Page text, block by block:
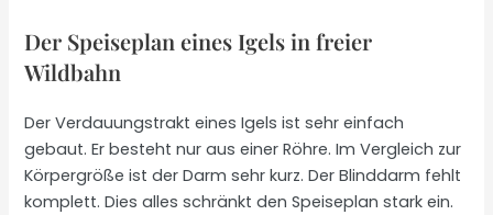
Der Speiseplan eines Igels in freier
Wildbahn
Der Verdauungstrakt eines Igels ist sehr einfach
gebaut. Er besteht nur aus einer Röhre. Im Vergleich zur
Körpergröße ist der Darm sehr kurz. Der Blinddarm fehlt
komplett. Dies alles schränkt den Speiseplan stark ein.